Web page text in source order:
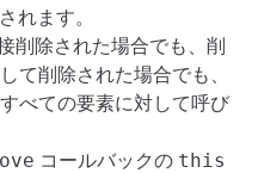
れます。
削除された場合でも、削
て削除された場合でも、
べての要素に対して呼び
コールバックの this